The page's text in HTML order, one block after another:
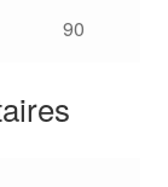
90